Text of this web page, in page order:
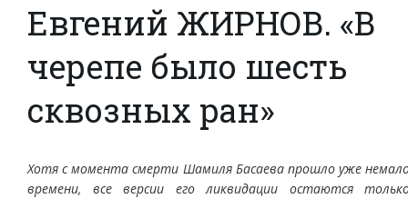
Евгений ЖИРНОВ. «В
черепе было шесть
сквозных ран»
Хотя с момента смерти Шамиля Басаева прошло уже
времени, все версии его ликвидации остаются